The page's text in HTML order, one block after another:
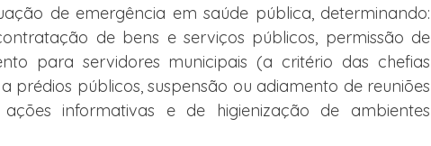
de emergência em saúde pública, determinando:
de bens e serviços públicos, permissão de
para servidores municipais (a critério das chefias
prédios públicos, suspensão ou adiamento de reuniões
ações informativas e de higienização de ambientes